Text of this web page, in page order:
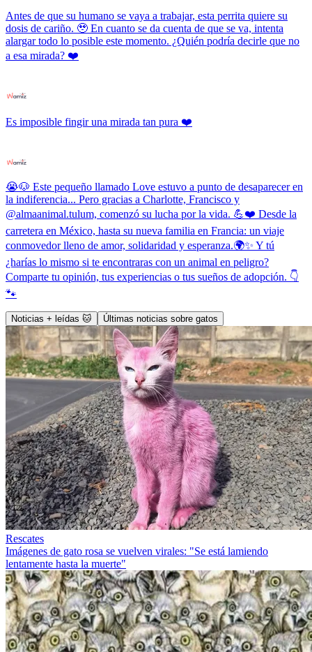
Antes de que su humano se vaya a trabajar, esta perrita quiere su
dosis de cariño. 🥹 En cuanto se da cuenta de que se va, intenta
alargar todo lo posible este momento. ¿Quién podría decirle que no
a esa mirada? ❤️
Es imposible fingir una mirada tan pura ❤️
😭🐶 Este pequeño llamado Love estuvo a punto de desaparecer en
la indiferencia... Pero gracias a Charlotte, Francisco y
@almaanimal.tulum, comenzó su lucha por la vida. 💪❤️ Desde la
carretera en México, hasta su nueva familia en Francia: un viaje
conmovedor lleno de amor, solidaridad y esperanza.🌍✨ Y tú
¿harías lo mismo si te encontraras con un animal en peligro?
Comparte tu opinión, tus experiencias o tus sueños de adopción. 👇
🐾
Noticias + leídas 🐱 Últimas noticias sobre gatos
Rescates
Imágenes de gato rosa se vuelven virales: "Se está lamiendo
lentamente hasta la muerte"